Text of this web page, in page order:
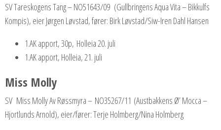
SV Tareskogens Tang – NO51643/09 (Gullbringens Aqua Vita – Bikkulfs
Kompis), eier Jørgen Løvstad, fører: Birk Løvstad/Siw-Iren Dahl Hansen
1.AK apport, 30p, Holleia 20. juli
1.AK apport, Holleia, 21. juli
Miss Molly
SV Miss Molly Av Røssmyra – NO35267/11 (Austbakkens Ø’ Mocca –
Hjortlunds Arnold), eier/fører: Terje Holmberg/Nina Holmberg